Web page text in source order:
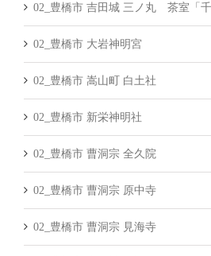
02_豊橋市 吉田城 三ノ丸 茶室「
02_豊橋市 大岩神明宮
02_豊橋市 嵩山町 白土社
02_豊橋市 新栄神明社
02_豊橋市 曹洞宗 全久院
02_豊橋市 曹洞宗 原中寺
02_豊橋市 曹洞宗 見海寺